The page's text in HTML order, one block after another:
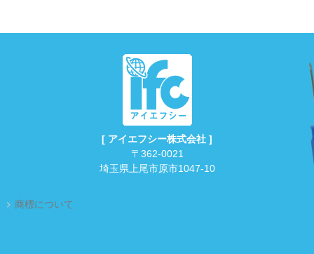
[ アイエフシー株式会社 ]
〒362-0021
埼玉県上尾市原市1047-10
商標について